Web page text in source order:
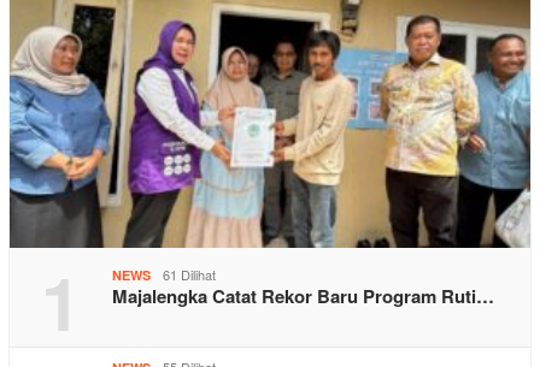
1 NEWS 61 Dilihat
Majalengka Catat Rekor Baru Program Ruti…